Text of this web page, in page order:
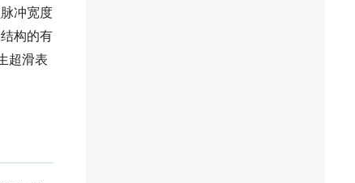
冲宽度
构的有
超滑表